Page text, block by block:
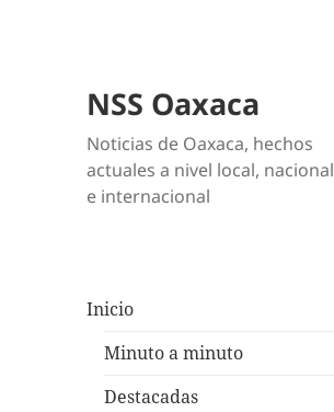
NSS Oaxaca
Noticias de Oaxaca, hechos
actuales a nivel local, nacional
e internacional
Inicio
Minuto a minuto
Destacadas